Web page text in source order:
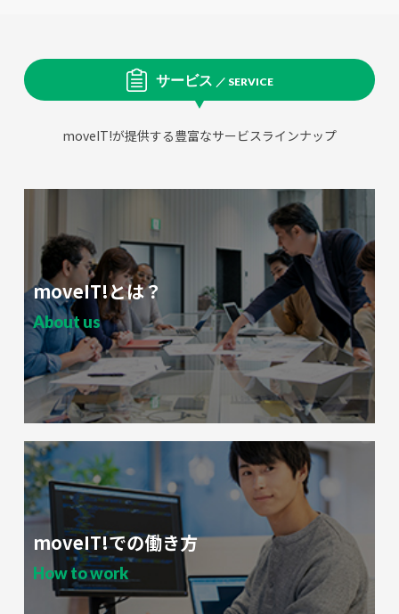
サービス ／ SERVICE
moveIT!が提供する豊富なサービスラインナップ
moveIT!とは？
About us
moveIT!での働き方
How to work